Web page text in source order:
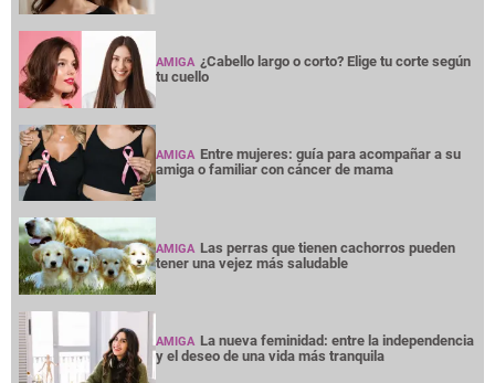
AMIGA ¿Cabello largo o corto? Elige tu corte según
tu cuello
AMIGA Entre mujeres: guía para acompañar a su
amiga o familiar con cáncer de mama
AMIGA Las perras que tienen cachorros pueden
tener una vejez más saludable
AMIGA La nueva feminidad: entre la independencia
y el deseo de una vida más tranquila